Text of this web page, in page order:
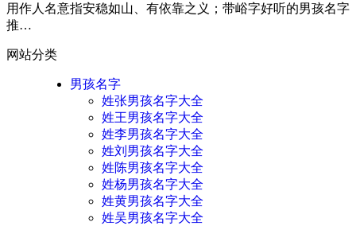
用作人名意指安稳如山、有依靠之义；带峪字好听的男孩名字
推…
网站分类
男孩名字
姓张男孩名字大全
姓王男孩名字大全
姓李男孩名字大全
姓刘男孩名字大全
姓陈男孩名字大全
姓杨男孩名字大全
姓黄男孩名字大全
姓吴男孩名字大全